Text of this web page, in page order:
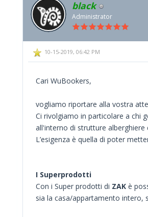
black
Administrator
10-15-2019, 06:42 PM
Cari WuBookers,
vogliamo riportare alla vostra
Ci rivolgiamo in particolare a chi
all'interno di strutture alberghiere
L’esigenza è quella di poter
I Superprodotti
Con i Super prodotti di ZAK è
sia la casa/appartamento intero,